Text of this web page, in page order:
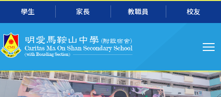
跳转到主要内容
學生 家長 教職員 校友
主